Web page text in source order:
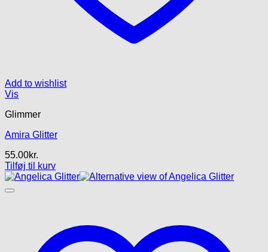
Add to wishlist
Vis
Glimmer
Amira Glitter
55.00kr.
Tilføj til kurv